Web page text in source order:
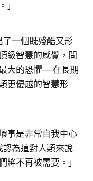
」
一個既殘酷又形
級智慧的感覺，問
大的恐懼——在長期
更優越的智慧形
事是非常自我中心
為這對人類來說
將不再被需要。」